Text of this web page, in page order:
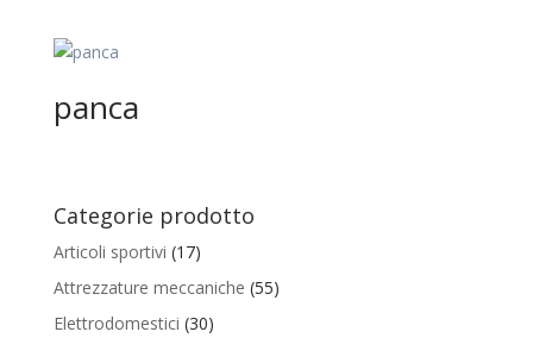
panca
Categorie prodotto
Articoli sportivi (17)
Attrezzature meccaniche (55)
Elettrodomestici (30)